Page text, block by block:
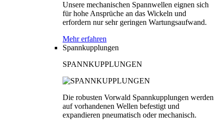
Unsere mechanischen Spannwellen eignen sich
für hohe Ansprüche an das Wickeln und
erfordern nur sehr geringen Wartungsaufwand.
Mehr erfahren
Spannkupplungen
SPANNKUPPLUNGEN
Die robusten Vorwald Spannkupplungen werden
auf vorhandenen Wellen befestigt und
expandieren pneumatisch oder mechanisch.